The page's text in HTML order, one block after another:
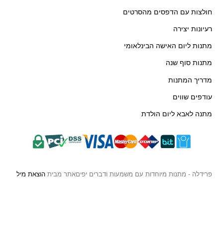
חולצות עם הדפסים מהסרטים
רעיונות יצירה
מתנות ליום האישה הבינלאומי
מתנות סוף שנה
מדריך המתנות
עודפים שווים
מתנה לאבא ליום הולדת
פרידלה - מתנות מיוחדות עם משמעות ודברים יפיםאתר מביתהוצאת מיל